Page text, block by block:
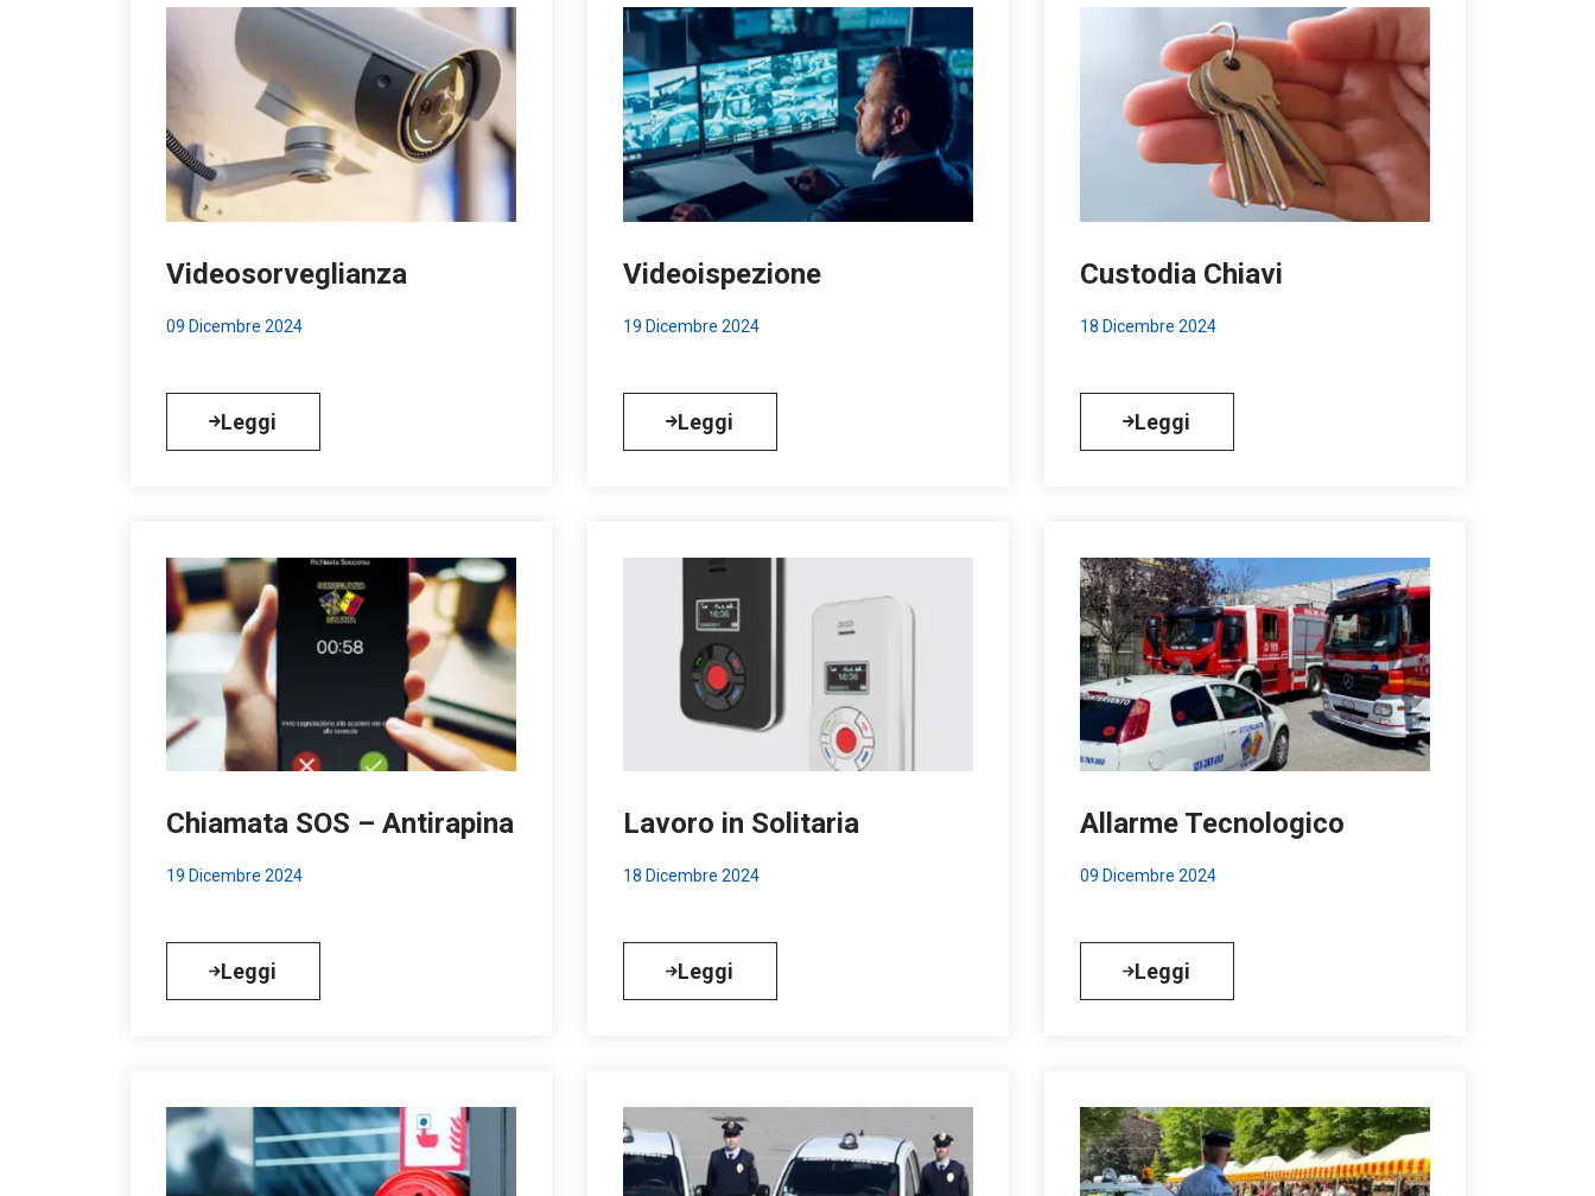
Videosorveglianza
09 Dicembre 2024
Leggi
Videoispezione
19 Dicembre 2024
Leggi
Custodia Chiavi
18 Dicembre 2024
Leggi
Chiamata SOS – Antirapina
19 Dicembre 2024
Leggi
Lavoro in Solitaria
18 Dicembre 2024
Leggi
Allarme Tecnologico
09 Dicembre 2024
Leggi